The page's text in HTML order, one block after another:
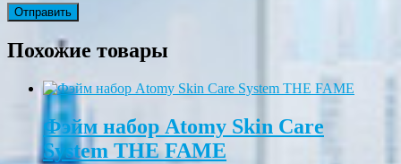
Похожие товары
Фэйм набор Atomy Skin Care
System THE FAME